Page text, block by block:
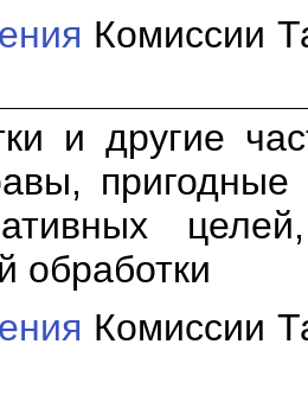
Комиссии
и другие
обработки
Комиссии